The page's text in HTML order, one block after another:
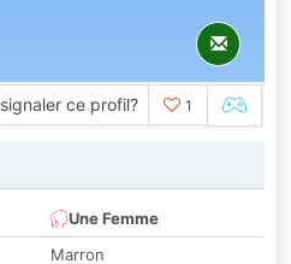
signaler ce profil? 1
Une Femme
Marron